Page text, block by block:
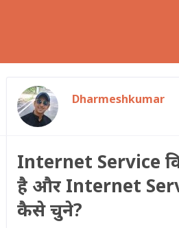
Dharmeshkumar
Internet Service
है और Internet
कैसे चुने?